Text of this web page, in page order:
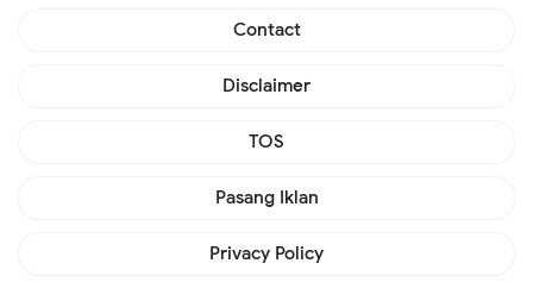
Contact
Disclaimer
TOS
Pasang Iklan
Privacy Policy